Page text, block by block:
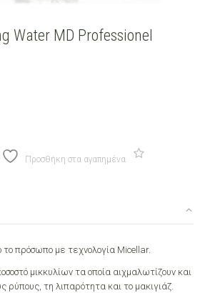
Water MD Professionel
Προσθήκη στα αγαπημένα
το πρόσωπο με τεχνολογία Micellar.
μικκυλίων τα οποία αιχμαλωτίζουν και
ρύπους, τη λιπαρότητα και το μακιγιάζ.